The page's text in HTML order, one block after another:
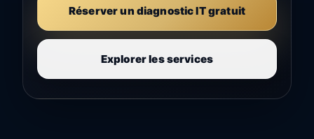
Réserver un diagnostic IT gratuit
Explorer les services